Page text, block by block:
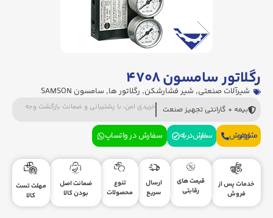
رگلاتور سامسون ۴۷۰۸
شیرآلات صنعتی, شیر فشارشکن, رگلاتور ها, سامسون SAMSON
بیمه + گارانتی تجهیز صنعت خریدی امن، با پشتیبانی و ضمانت بازگشت وجه
مشاوره فروش سفارش در بله سفارش در واتساپ
خدمات پس از
فروش
قیمت های
رقابتی
ارسال
سریع
تنوع
محصولات
ضمانت اصل
بودن کالا
مهلت تست
کالا